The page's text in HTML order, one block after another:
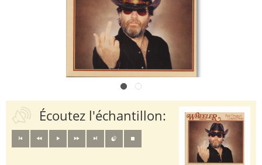
Écoutez l'échantillon: